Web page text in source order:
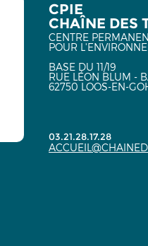
CPIE
CHAÎNE DES
CENTRE
POUR
BASE DU 11/19
RUE LÉON BLUM -
62750 LOOS-EN-
03.21.28.17.28